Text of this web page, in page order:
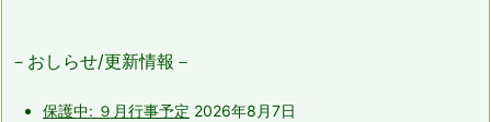
－おしらせ/更新情報－
保護中: ９月行事予定 2026年8月7日